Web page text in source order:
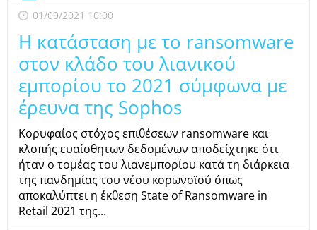
01/09/2021 10:00
Η κατάσταση με το ransomware
στον κλάδο του λιανικού
εμπορίου το 2021 σύμφωνα με
έρευνα της Sophos
Κορυφαίος στόχος επιθέσεων ransomware και
κλοπής ευαίσθητων δεδομένων αποδείχτηκε ότι
ήταν ο τομέας του λιανεμπορίου κατά τη διάρκεια
της πανδημίας του νέου κορωνοϊού όπως
αποκαλύπτει η έκθεση State of Ransomware in
Retail 2021 της...